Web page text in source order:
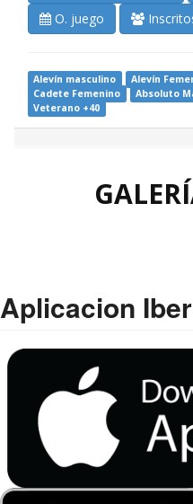
O. juego
Alevín masculino Alevín
Cadete Femenino
Absoluto
Veterano +40
Aplicacion